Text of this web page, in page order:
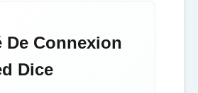
De Connexion
Dice